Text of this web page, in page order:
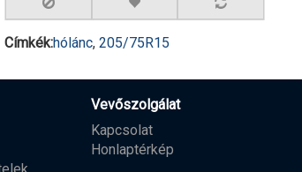
Címkék:hólánc, 205/75R15
Vevőszolgálat
Kapcsolat
Honlaptérkép